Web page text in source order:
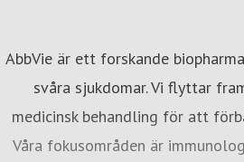
External Affairs
birgitta.bjornek@abbvie.com
AbbVie är ett forskande
svåra sjukdomar. Vi flyttar
medicinsk behandling för att
Våra fokusområden är